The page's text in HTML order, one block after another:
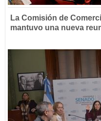
La Comisión de
mantuvo una nueva